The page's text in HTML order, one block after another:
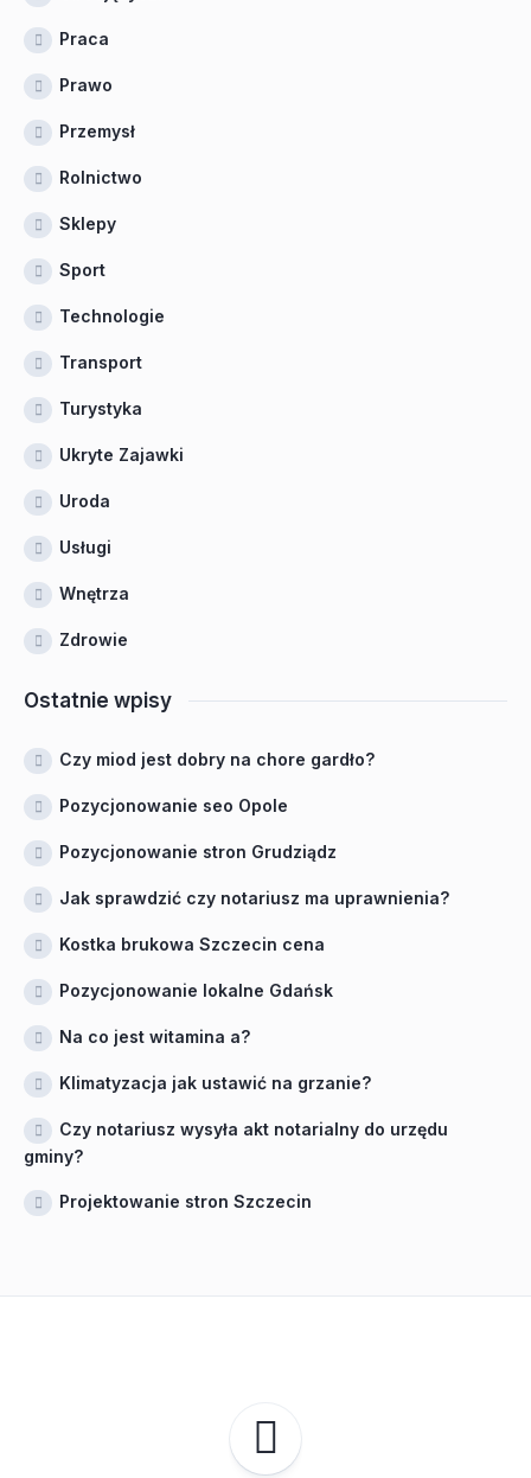
Praca
Prawo
Przemysł
Rolnictwo
Sklepy
Sport
Technologie
Transport
Turystyka
Ukryte Zajawki
Uroda
Usługi
Wnętrza
Zdrowie
Ostatnie wpisy
Czy miod jest dobry na chore gardło?
Pozycjonowanie seo Opole
Pozycjonowanie stron Grudziądz
Jak sprawdzić czy notariusz ma uprawnienia?
Kostka brukowa Szczecin cena
Pozycjonowanie lokalne Gdańsk
Na co jest witamina a?
Klimatyzacja jak ustawić na grzanie?
Czy notariusz wysyła akt notarialny do urzędu
gminy?
Projektowanie stron Szczecin